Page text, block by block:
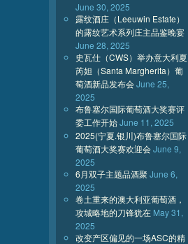
June 30, 2025
露纹酒庄（Leeuwin Estate）
的露纹艺术系列庄主品鉴晚宴
June 28, 2025
史瓦仕（CWS）举办意大利夏
芮妲（Santa Margherita）葡
萄酒新品发布会June 25,
2025
布鲁塞尔国际葡萄酒大奖赛评
委工作开始June 11, 2025
2025(宁夏.银川)布鲁塞尔国际
葡萄酒大奖赛欢迎会June 9,
2025
6月双子主题品酒聚 June 6,
2025
卷土重来的澳大利亚葡萄酒，
攻城略地的刀锋犹在 May 31,
2025
改变产区偏见的一场ASC的精